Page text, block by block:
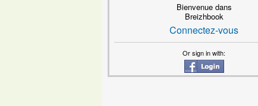
Bienvenue dans
Breizhbook
Connectez-vous
Or sign in with: